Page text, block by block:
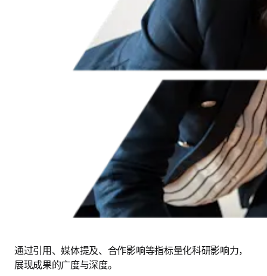
通过引用、媒体提及、合作影响等指标量化科研影响力，
展现成果的广度与深度。